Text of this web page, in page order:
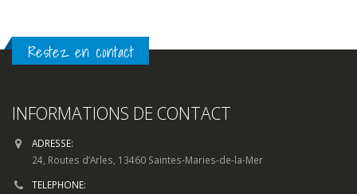
Restez en contact
INFORMATIONS DE CONTACT
ADRESSE:
24, Routes d’Arles, 13460 Saintes-Maries-de-la-Mer
TELEPHONE: